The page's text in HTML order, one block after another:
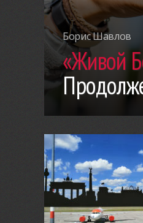
Борис Шавлов
«Живой